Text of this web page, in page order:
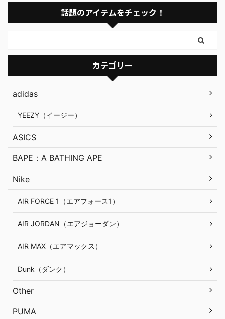
話題のアイテムをチェック！
カテゴリー
adidas
YEEZY（イージー）
ASICS
BAPE：A BATHING APE
Nike
AIR FORCE 1（エアフォース1）
AIR JORDAN（エアジョーダン）
AIR MAX（エアマックス）
Dunk（ダンク）
Other
PUMA